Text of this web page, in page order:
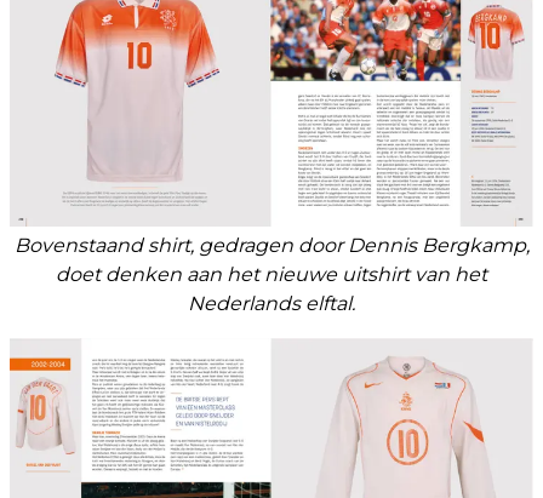
Bovenstaand shirt, gedragen door Dennis Bergkamp,
doet denken aan het nieuwe uitshirt van het
Nederlands elftal.